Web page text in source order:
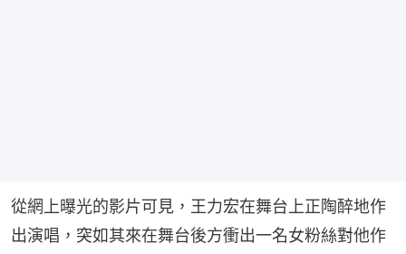
從網上曝光的影片可見，王力宏在舞台上正陶醉地作
出演唱，突如其來在舞台後方衝出一名女粉絲對他作